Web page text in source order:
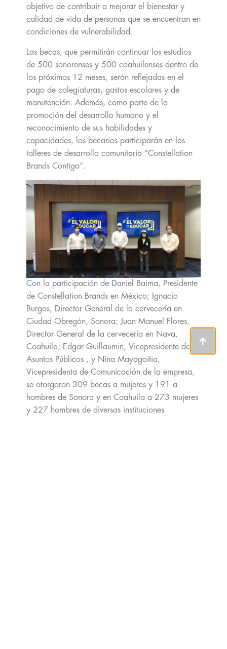
objetivo de contribuir a mejorar el bienestar y
calidad de vida de personas que se encuentran en
condiciones de vulnerabilidad.
Las becas, que permitirán continuar los estudios
de 500 sonorenses y 500 coahuilenses dentro de
los próximos 12 meses, serán reflejadas en el
pago de colegiaturas, gastos escolares y de
manutención. Además, como parte de la
promoción del desarrollo humano y el
reconocimiento de sus habilidades y
capacidades, los becarios participarán en los
talleres de desarrollo comunitario “Constellation
Brands Contigo”.
Con la participación de Daniel Baima, Presidente
de Constellation Brands en México; Ignacio
Burgos, Director General de la cervecería en
Ciudad Obregón, Sonora; Juan Manuel Flores,
Director General de la cervecería en Nava,
Coahuila; Edgar Guillaumin, Vicepresidente de
Asuntos Públicos , y Nina Mayagoitia,
Vicepresidenta de Comunicación de la empresa,
se otorgaron 309 becas a mujeres y 191 a
hombres de Sonora y en Coahuila a 273 mujeres
y 227 hombres de diversas instituciones